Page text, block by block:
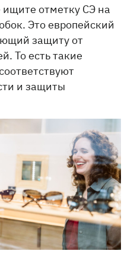
отметку СЭ на
Это европейский
защиту от
То есть такие
и защиты